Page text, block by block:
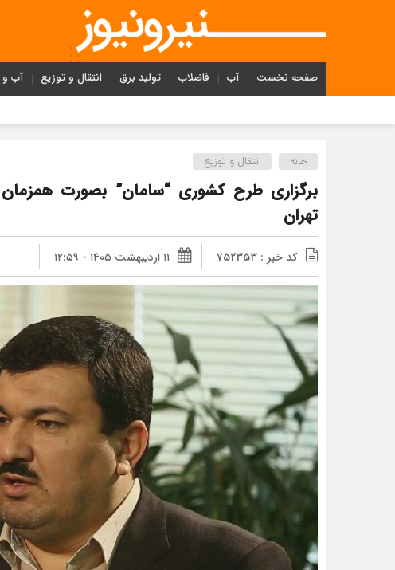
صفحه نخست آب فاضلاب تولید برق انتقال و توزیع آب و
بهره‌برداری ظرفیت 95
خانه انتقال و توزیع
تهران
کد خبر : 752353 ۱۱ اردیبهشت ۱۴۰۵ - ۱۲:۵۹